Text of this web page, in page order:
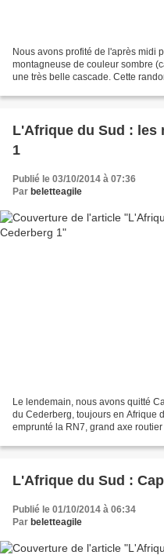
Nous avons profité de l'après midi
montagneuse de couleur sombre
une très belle cascade. Cette
L'Afrique du Sud : les
1
Publié le 03/10/2014 à 07:36
Par beletteagile
Le lendemain, nous avons quitté
du Cederberg, toujours en Afrique
emprunté la RN7, grand axe
L'Afrique du Sud :
Publié le 01/10/2014 à 06:34
Par beletteagile